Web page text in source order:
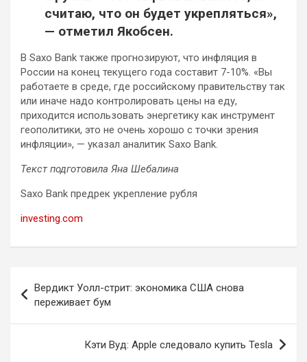
считаю, что он будет укрепляться»,
— отметил Якобсен.
В Saxo Bank также прогнозируют, что инфляция в
России на конец текущего года составит 7-10%. «Вы
работаете в среде, где российскому правительству так
или иначе надо контролировать цены на еду,
приходится использовать энергетику как инструмент
геополитики, это не очень хорошо с точки зрения
инфляции», — указал аналитик Saxo Bank.
Текст подготовила Яна Шебалина
Saxo Bank предрек укрепление рубля
investing.com
по
записям
Вердикт Уолл-стрит: экономика США снова
переживает бум
Кэти Вуд: Apple следовало купить Tesla